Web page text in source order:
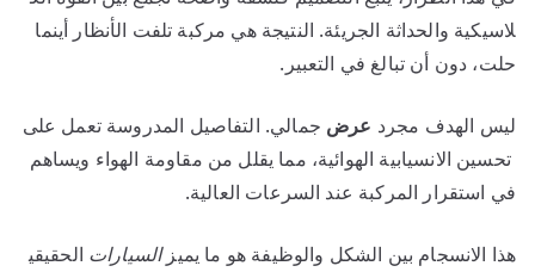
لاسيكية والحداثة الجريئة. النتيجة هي مركبة تلفت الأنظار أينما
حلت، دون أن تبالغ في التعبير.
ليس الهدف مجرد عرض جمالي. التفاصيل المدروسة تعمل على
تحسين الانسيابية الهوائية، مما يقلل من مقاومة الهواء ويساهم
في استقرار المركبة عند السرعات العالية.
هذا الانسجام بين الشكل والوظيفة هو ما يميزالسيارات الحقيقي